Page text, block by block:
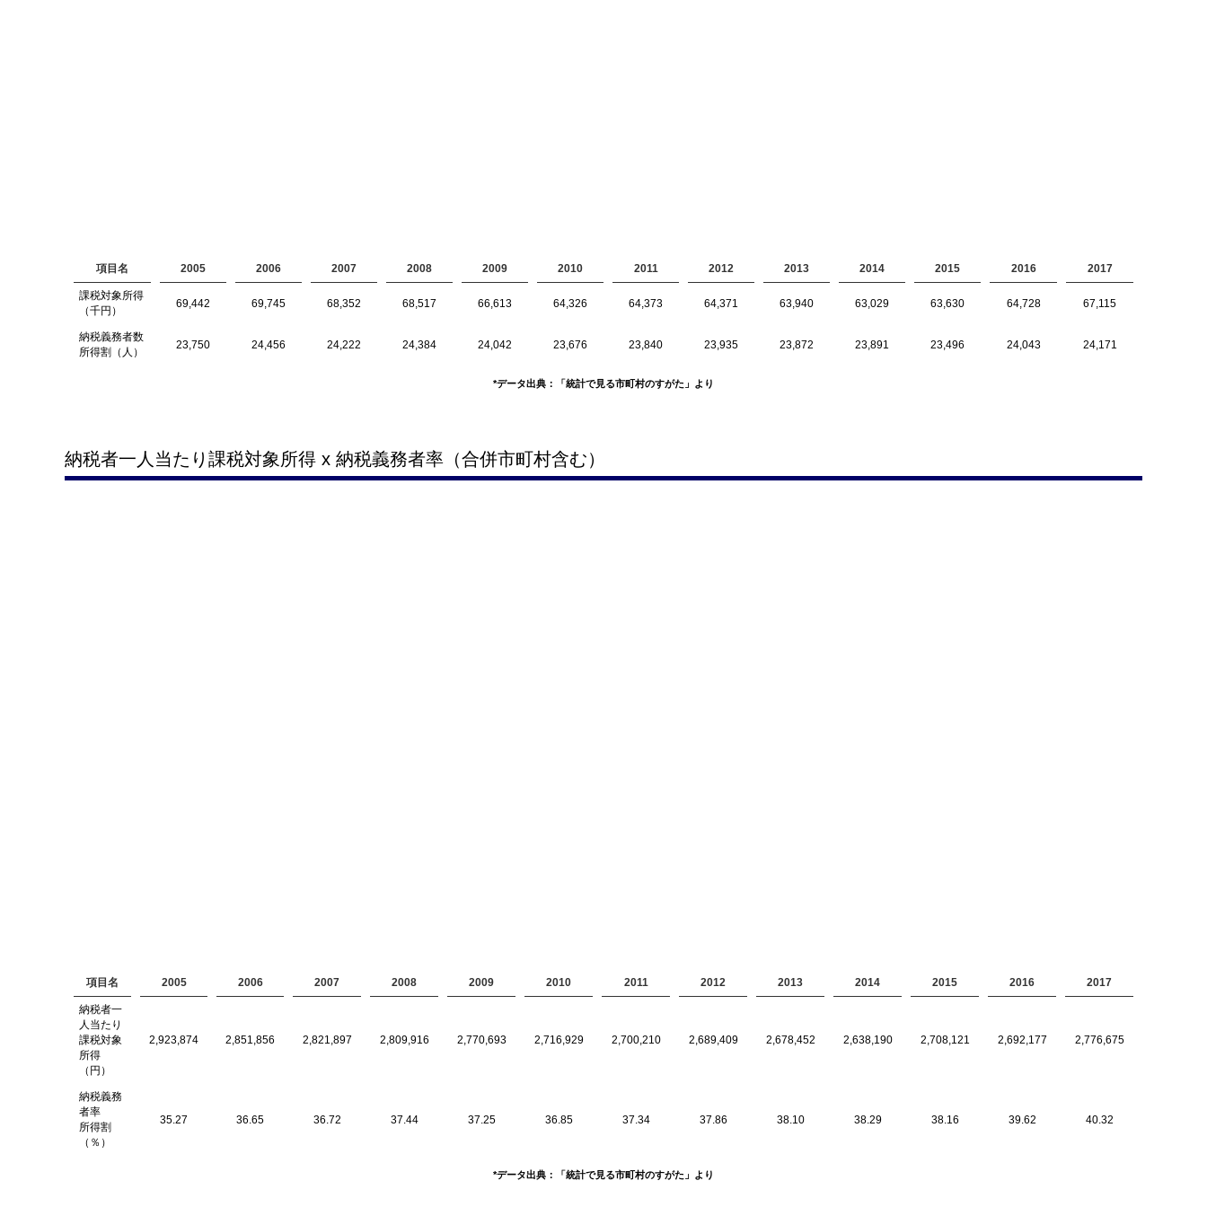
項目名 2005 2006 2007 2008 2009 2010 2011 2012 2013 2014 2015 2016 2017
課税対象所得
（千円）
69,442 69,745 68,352 68,517 66,613 64,326 64,373 64,371 63,940 63,029 63,630 64,728 67,115
納税義務者数
所得割（人）
23,750 24,456 24,222 24,384 24,042 23,676 23,840 23,935 23,872 23,891 23,496 24,043 24,171
*データ出典：「統計で見る市町村のすがた」より
納税者一人当たり課税対象所得 x 納税義務者率（合併市町村含む）
項目名 2005 2006 2007 2008 2009 2010 2011 2012 2013 2014 2015 2016 2017
納税者一
人当たり
課税対象
所得
（円）
2,923,874 2,851,856 2,821,897 2,809,916 2,770,693 2,716,929 2,700,210 2,689,409 2,678,452 2,638,190 2,708,121 2,692,177 2,776,675
納税義務
者率
所得割
（％）
35.27 36.65 36.72 37.44 37.25 36.85 37.34 37.86 38.10 38.29 38.16 39.62 40.32
*データ出典：「統計で見る市町村のすがた」より